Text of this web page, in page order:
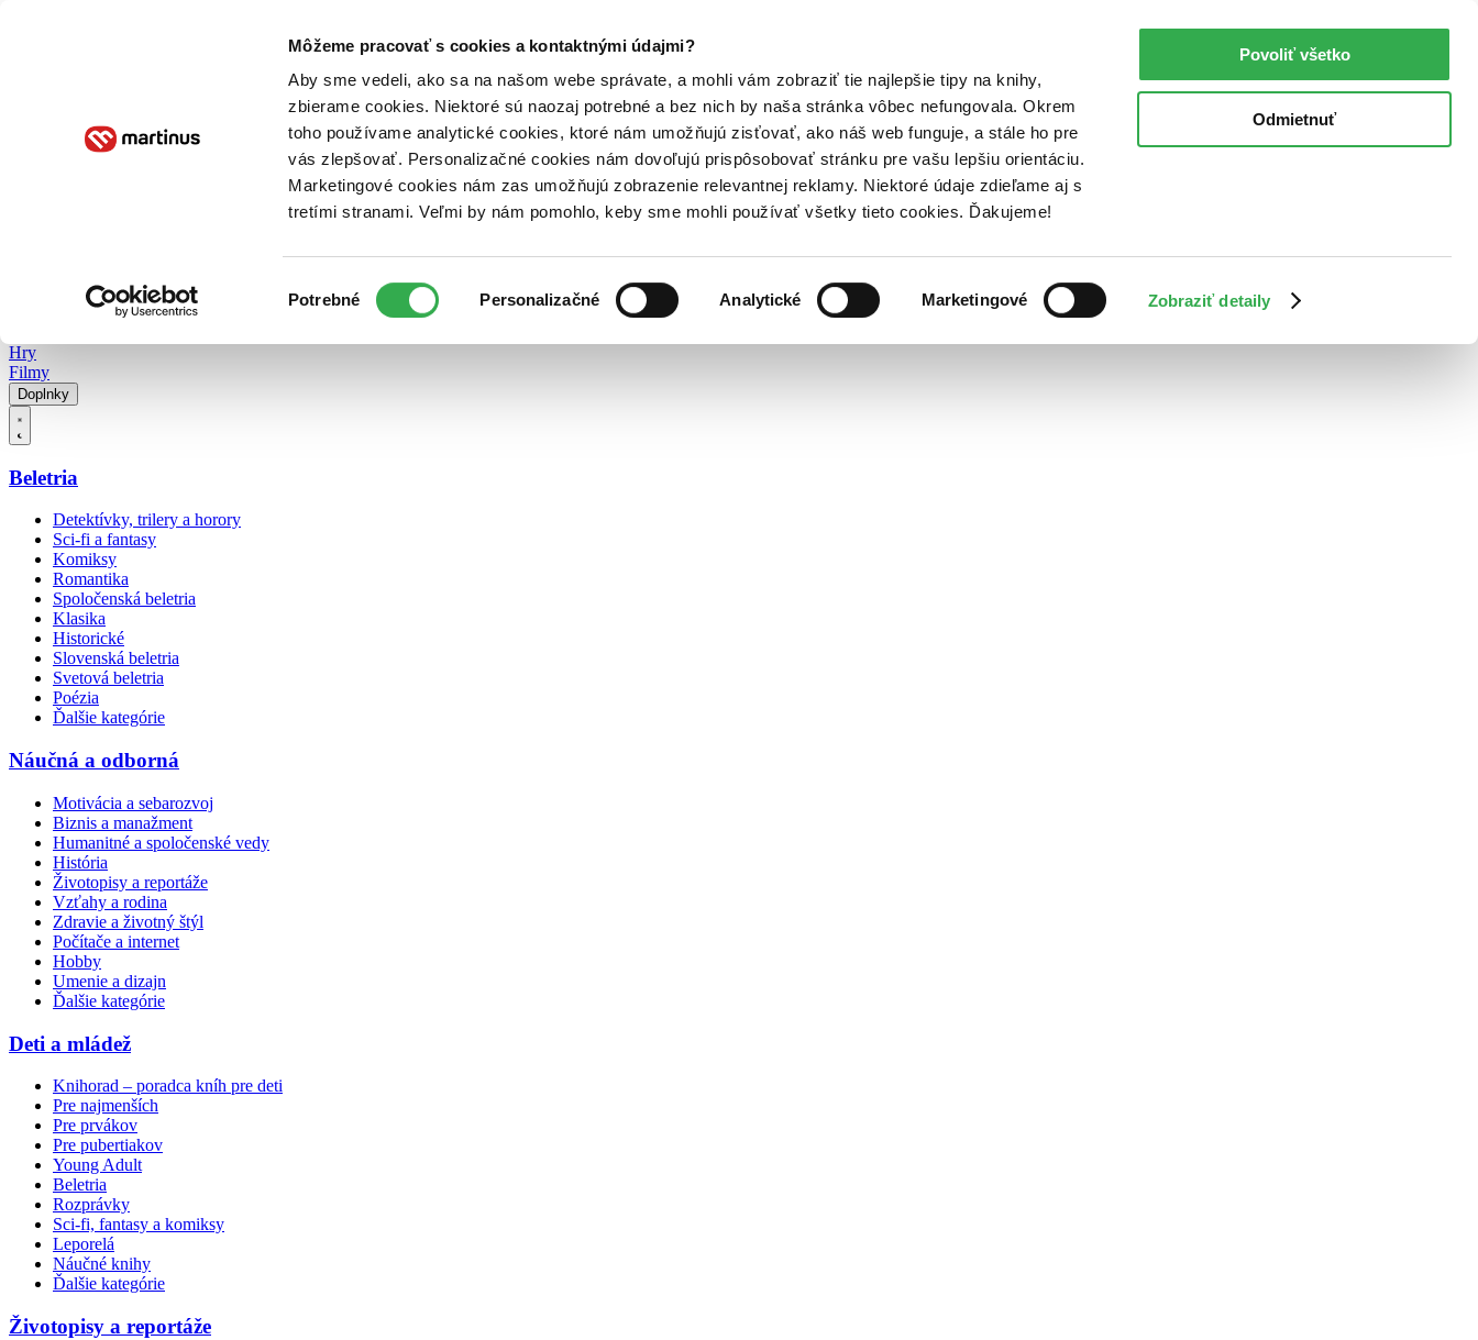
Môžeme pracovať s cookies a kontaktnými údajmi?
Aby sme vedeli, ako sa na našom webe správate, a mohli vám zobraziť tie najlepšie tipy na knihy,
zbierame cookies. Niektoré sú naozaj potrebné a bez nich by naša stránka vôbec nefungovala. Okrem
toho používame analytické cookies, ktoré nám umožňujú zisťovať, ako náš web funguje, a stále ho pre
vás zlepšovať. Personalizačné cookies nám dovoľujú prispôsobovať stránku pre vašu lepšiu orientáciu.
Marketingové cookies nám zas umožňujú zobrazenie relevantnej reklamy. Niektoré údaje zdieľame aj s
tretími stranami. Veľmi by nám pomohlo, keby sme mohli používať všetky tieto cookies. Ďakujeme!
súhlasu
Potrebné Personalizačné Analytické Marketingové Zobraziť detaily
Povoliť všetko
Odmietnuť
Poukážky Kontakt
Hry
Filmy
Doplnky
Beletria
Detektívky, trilery a horory
Sci-fi a fantasy
Komiksy
Romantika
Spoločenská beletria
Klasika
Historické
Slovenská beletria
Svetová beletria
Poézia
Ďalšie kategórie
Náučná a odborná
Motivácia a sebarozvoj
Biznis a manažment
Humanitné a spoločenské vedy
História
Životopisy a reportáže
Vzťahy a rodina
Zdravie a životný štýl
Počítače a internet
Hobby
Umenie a dizajn
Ďalšie kategórie
Deti a mládež
Knihorad – poradca kníh pre deti
Pre najmenších
Pre prvákov
Pre pubertiakov
Young Adult
Beletria
Rozprávky
Sci-fi, fantasy a komiksy
Leporelá
Náučné knihy
Ďalšie kategórie
Životopisy a reportáže